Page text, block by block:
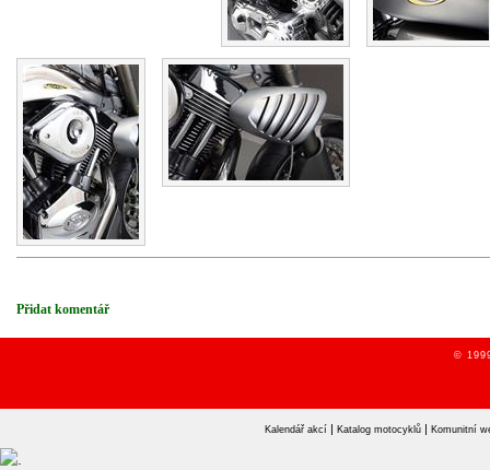
Přidat komentář
©
Kalendář akcí |Katalog motocyklů |Komunitní